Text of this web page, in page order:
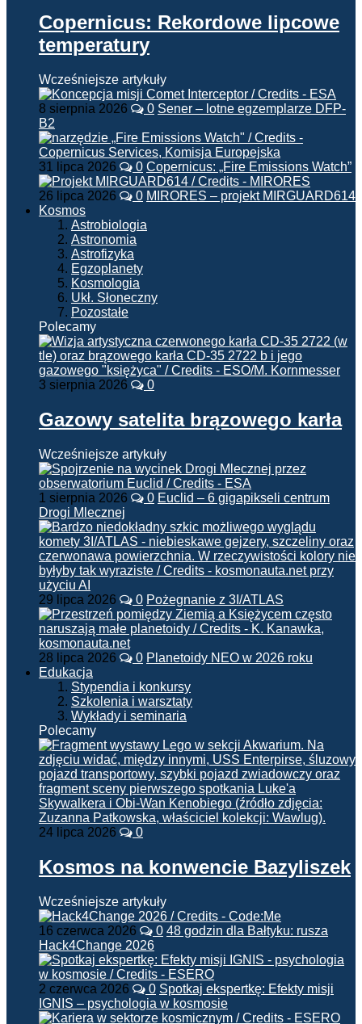
Copernicus: Rekordowe lipcowe
temperatury
Wcześniejsze artykuły
8 sierpnia 2026 0 Sener – lotne egzemplarze DFP-
B2
31 lipca 2026 0 Copernicus: „Fire Emissions Watch”
26 lipca 2026 0 MIRORES – projekt MIRGUARD614
Kosmos
Astrobiologia
Astronomia
Astrofizyka
Egzoplanety
Kosmologia
Ukł. Słoneczny
Pozostałe
Polecamy
3 sierpnia 2026 0
Gazowy satelita brązowego karła
Wcześniejsze artykuły
1 sierpnia 2026 0 Euclid – 6 gigapikseli centrum
Drogi Mlecznej
29 lipca 2026 0 Pożegnanie z 3I/ATLAS
28 lipca 2026 0 Planetoidy NEO w 2026 roku
Edukacja
Stypendia i konkursy
Szkolenia i warsztaty
Wykłady i seminaria
Polecamy
24 lipca 2026 0
Kosmos na konwencie Bazyliszek
Wcześniejsze artykuły
16 czerwca 2026 0 48 godzin dla Bałtyku: rusza
Hack4Change 2026
2 czerwca 2026 0 Spotkaj ekspertkę: Efekty misji
IGNIS – psychologia w kosmosie